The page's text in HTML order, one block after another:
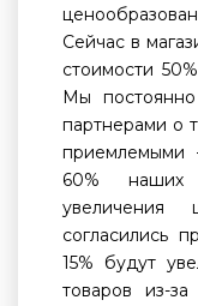
Сейчас в
стоимости
Мы
партнерами о
приемлемыми
60% наших
согласились
15% будут
товаров из-